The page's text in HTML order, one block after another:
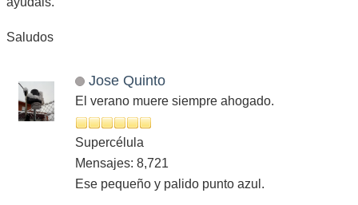
Saludos
Jose Quinto
El verano muere siempre ahogado.
Supercélula
Mensajes: 8,721
Ese pequeño y palido punto azul.